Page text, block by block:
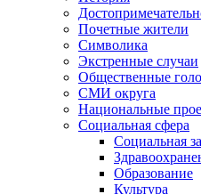
Почетные жители
Символика
Экстренные случаи
Общественные
СМИ округа
Национальные
Социальная сфера
Социальная
Образование
Культура